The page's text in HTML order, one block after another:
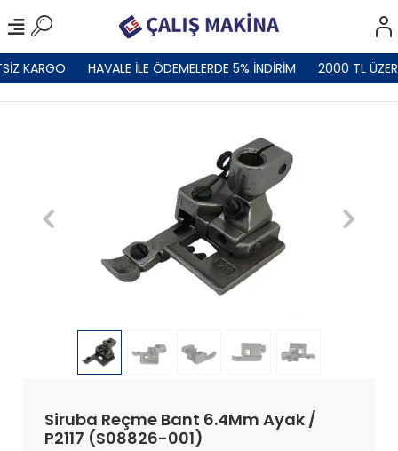
KARGO HAVALE İLE ÖDEMELERDE 5% İNDİRİM 2000 TL
Siruba Reçme Bant 6.4Mm Ayak /
P2117 (S08826-001)